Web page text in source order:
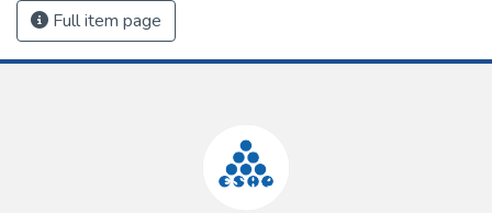
Full item page